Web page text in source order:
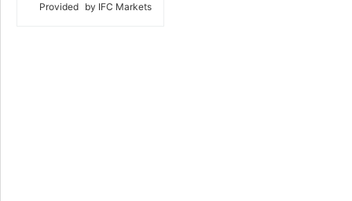
Provided by IFC Markets